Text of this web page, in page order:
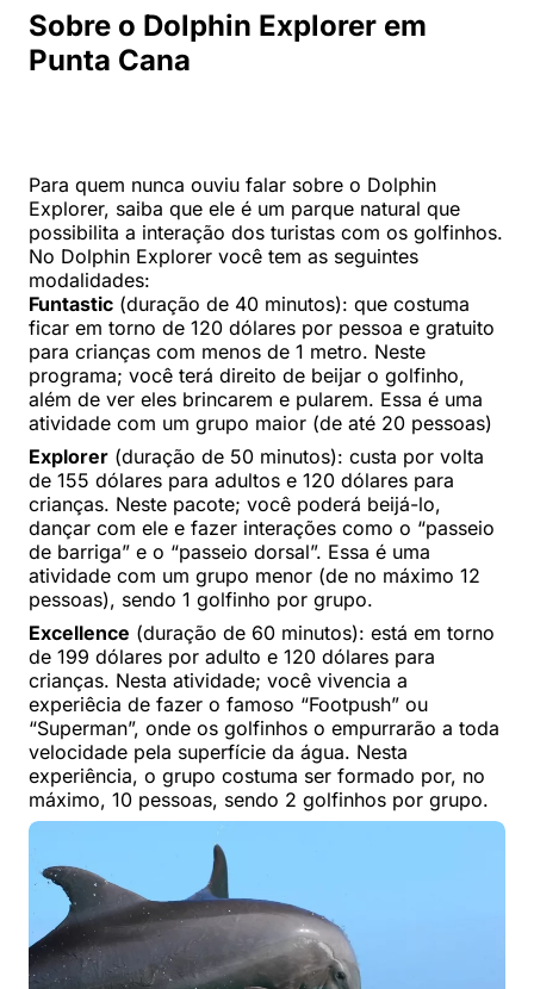
Sobre o Dolphin Explorer em
Punta Cana
Para quem nunca ouviu falar sobre o Dolphin
Explorer, saiba que ele é um parque natural que
possibilita a interação dos turistas com os golfinhos.
No Dolphin Explorer você tem as seguintes
modalidades:
Funtastic (duração de 40 minutos): que costuma
ficar em torno de 120 dólares por pessoa e gratuito
para crianças com menos de 1 metro. Neste
programa; você terá direito de beijar o golfinho,
além de ver eles brincarem e pularem. Essa é uma
atividade com um grupo maior (de até 20 pessoas)
Explorer (duração de 50 minutos): custa por volta
de 155 dólares para adultos e 120 dólares para
crianças. Neste pacote; você poderá beijá-lo,
dançar com ele e fazer interações como o “passeio
de barriga” e o “passeio dorsal”. Essa é uma
atividade com um grupo menor (de no máximo 12
pessoas), sendo 1 golfinho por grupo.
Excellence (duração de 60 minutos): está em torno
de 199 dólares por adulto e 120 dólares para
crianças. Nesta atividade; você vivencia a
experiêcia de fazer o famoso “Footpush” ou
“Superman”, onde os golfinhos o empurrarão a toda
velocidade pela superfície da água. Nesta
experiência, o grupo costuma ser formado por, no
máximo, 10 pessoas, sendo 2 golfinhos por grupo.